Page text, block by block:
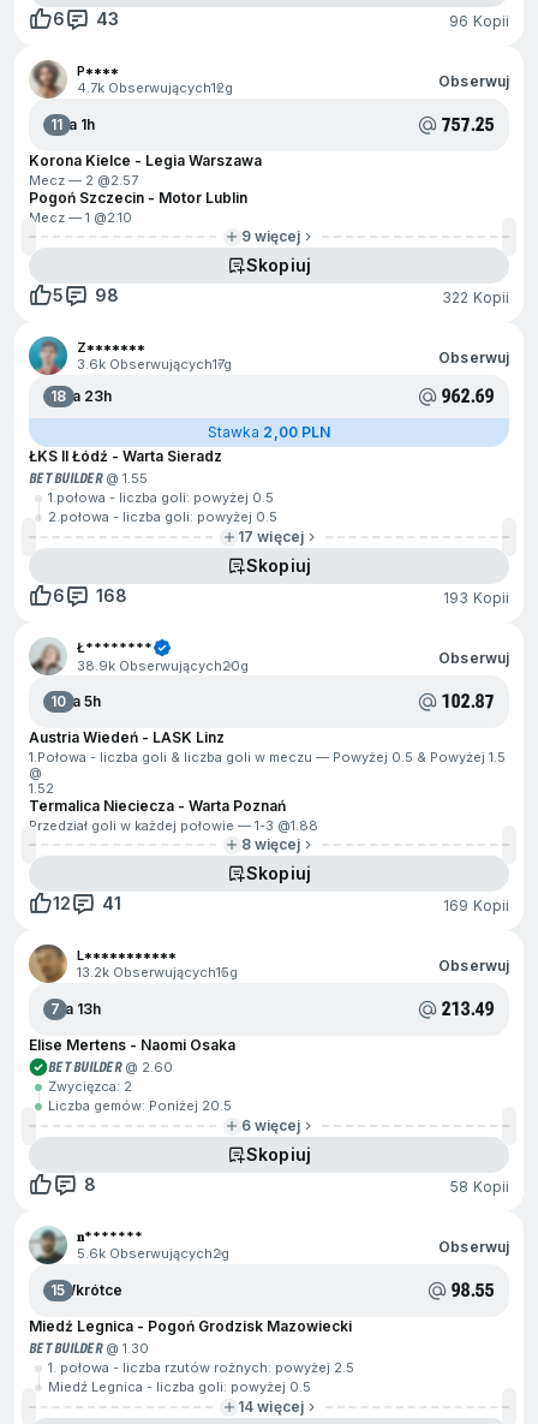
6
43 96 Kopii
P****
4.7k Obserwujących12g Obserwuj
11Za 1h 757.25
Korona Kielce - Legia Warszawa
Mecz — 2 @2.57
Pogoń Szczecin - Motor Lublin
Mecz — 1 @2.10
9 więcej
Skopiuj
5
98 322 Kopii
Z*******
3.6k Obserwujących17g Obserwuj
18Za 23h 962.69
Stawka 2,00 PLN
ŁKS II Łódź - Warta Sieradz
BET BUILDER@ 1.55
1.połowa - liczba goli: powyżej 0.5
2.połowa - liczba goli: powyżej 0.5
17 więcej
Skopiuj
6
168 193 Kopii
Ł********
38.9k Obserwujących20g Obserwuj
10Za 5h 102.87
Austria Wiedeń - LASK Linz
1.Połowa - liczba goli & liczba goli w meczu — Powyżej 0.5 & Powyżej 1.5
@
1.52
Termalica Nieciecza - Warta Poznań
Przedział goli w każdej połowie — 1-3 @1.88
8 więcej
Skopiuj
12
41 169 Kopii
L***********
13.2k Obserwujących15g Obserwuj
7Za 13h 213.49
Elise Mertens - Naomi Osaka
BET BUILDER@ 2.60
Zwycięzca: 2
Liczba gemów: Poniżej 20.5
6 więcej
Skopiuj
8
58 Kopii
𝐧*******
5.6k Obserwujących2g Obserwuj
15Wkrótce 98.55
Miedź Legnica - Pogoń Grodzisk Mazowiecki
BET BUILDER@ 1.30
1. połowa - liczba rzutów rożnych: powyżej 2.5
Miedź Legnica - liczba goli: powyżej 0.5
14 więcej